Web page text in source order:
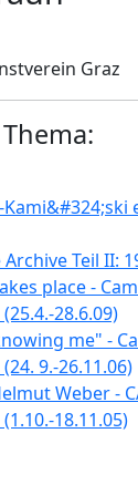
Graz
Teil II:
place -
28.6.09)
me" -
9.-26.11.06)
Weber -
18.11.05)